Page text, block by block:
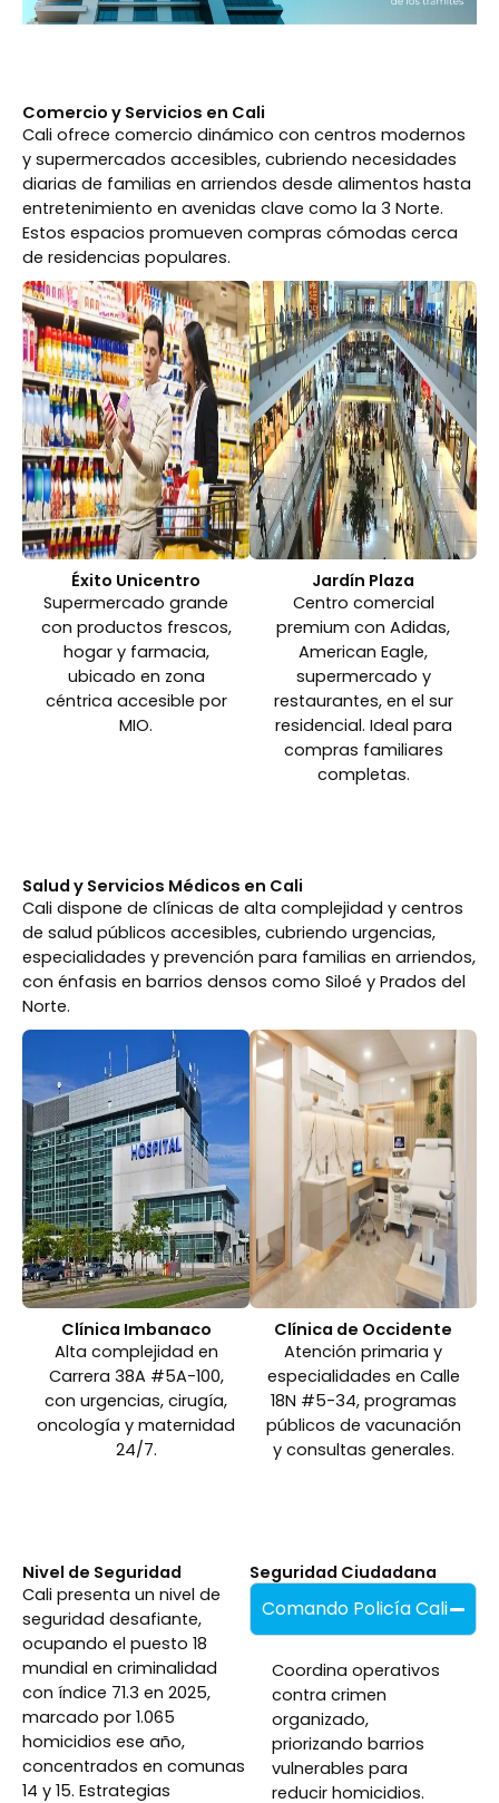
Comercio y Servicios en Cali
Cali ofrece comercio dinámico con centros modernos
y supermercados accesibles, cubriendo necesidades
diarias de familias en arriendos desde alimentos hasta
entretenimiento en avenidas clave como la 3 Norte.
Estos espacios promueven compras cómodas cerca
de residencias populares.
Éxito Unicentro
Supermercado grande
con productos frescos,
hogar y farmacia,
ubicado en zona
céntrica accesible por
MIO.
Jardín Plaza
Centro comercial
premium con Adidas,
American Eagle,
supermercado y
restaurantes, en el sur
residencial. Ideal para
compras familiares
completas.
Salud y Servicios Médicos en Cali
Cali dispone de clínicas de alta complejidad y centros
de salud públicos accesibles, cubriendo urgencias,
especialidades y prevención para familias en arriendos,
con énfasis en barrios densos como Siloé y Prados del
Norte.
Clínica Imbanaco
Alta complejidad en
Carrera 38A #5A-100,
con urgencias, cirugía,
oncología y maternidad
24/7.
Clínica de Occidente
Atención primaria y
especialidades en Calle
18N #5-34, programas
públicos de vacunación
y consultas generales.
Nivel de Seguridad
Cali presenta un nivel de
seguridad desafiante,
ocupando el puesto 18
mundial en criminalidad
con índice 71.3 en 2025,
marcado por 1.065
homicidios ese año,
concentrados en comunas
14 y 15. Estrategias
Seguridad Ciudadana
Comando Policía Cali
Coordina operativos
contra crimen
organizado,
priorizando barrios
vulnerables para
reducir homicidios.